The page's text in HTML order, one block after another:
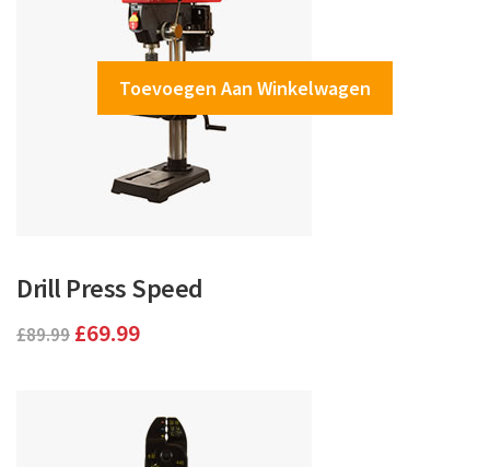
Toevoegen Aan Winkelwagen
Drill Press Speed
£89.99 Oorspronkelijke
£69.99Huidige
£69.99.